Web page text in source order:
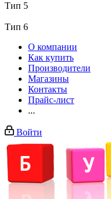
Тип 5
Тип 6
О компании
Как купить
Производители
Магазины
Контакты
Прайс-лист
...
Войти